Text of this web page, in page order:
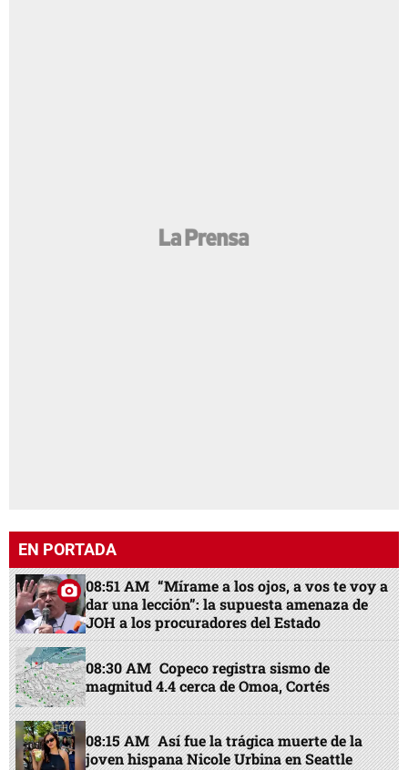
EN PORTADA
08:51 AM “Mírame a los ojos, a vos te voy a
dar una lección”: la supuesta amenaza de
JOH a los procuradores del Estado
08:30 AM Copeco registra sismo de
magnitud 4.4 cerca de Omoa, Cortés
08:15 AM Así fue la trágica muerte de la
joven hispana Nicole Urbina en Seattle